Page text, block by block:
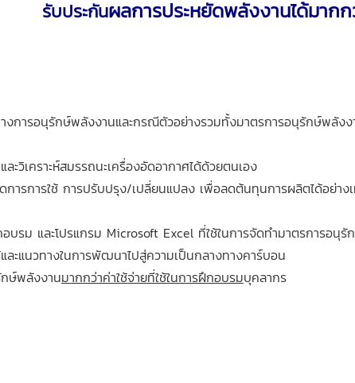
รับประกันผลการประหยัดพลังงานได้มากก
งการอนุรักษ์พลังงานและกรณีตัวอย่างรวมทั้งมาตรการอนุรักษ์พลัง
ะวิเคราะห์สมรรถนะเครื่องอัดอากาศได้ด้วยตนเอง
การการใช้ การปรับปรุง/เปลี่ยนแปลง เพื่อลดต้นทุนการผลิตได้อย่า
บรม และโปรแกรม Microsoft Excel ที่ใช้ในการจัดทำมาตรการอนุ
ละแนวทางในการพัฒนาไปสู่ความเป็นกลางทางคาร์บอน
ษ์พลังงานมากกว่าค่าใช้จ่ายที่ใช้ในการฝึกอบรมบุคลากร